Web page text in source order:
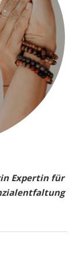
Expertin für